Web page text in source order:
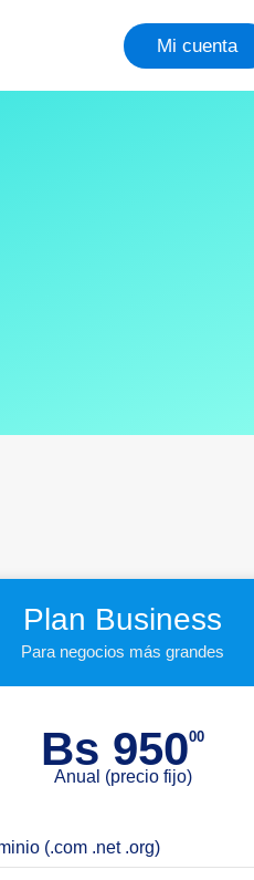
Mi cuenta
Plan Business
Para negocios más grandes
Bs 95000
Anual (precio fijo)
(.com .net .org)